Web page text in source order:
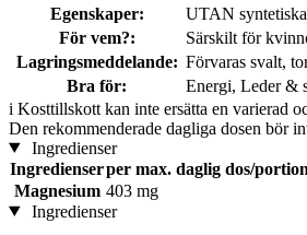
Egenskaper:
UTAN
För vem?:
Särskilt för
Lagringsmeddelande: Förvaras svalt,
Bra för:
Energi, Leder &
i Kosttillskott kan inte ersätta en varierad
Den rekommenderade dagliga dosen bör
Ingredienser
Ingredienserper max. daglig dos/
Magnesium 403 mg
Ingredienser